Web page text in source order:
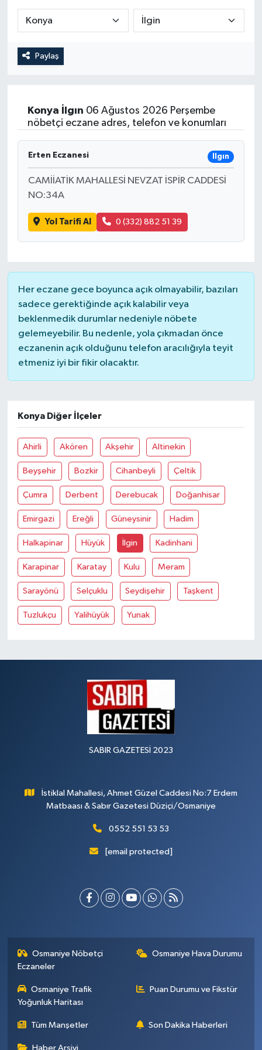
Paylaş
Konya İlgın 06 Ağustos 2026 Perşembe
nöbetçi eczane adres, telefon ve konumları
Erten Eczanesi Ilgın
CAMİİATİK MAHALLESİ NEVZAT İSPİR CADDESİ
NO:34A
Yol Tarifi Al 0 (332) 882 51 39
Her eczane gece boyunca açık olmayabilir, bazıları
sadece gerektiğinde açık kalabilir veya
beklenmedik durumlar nedeniyle nöbete
gelemeyebilir. Bu nedenle, yola çıkmadan önce
eczanenin açık olduğunu telefon aracılığıyla teyit
etmeniz iyi bir fikir olacaktır.
Konya Diğer İlçeler
Ahirli Akören Akşehir Altinekin
Beyşehir Bozkir Cihanbeyli Çeltik
Çumra Derbent Derebucak Doğanhisar
Emirgazi Ereğli Güneysinir Hadim
Halkapinar Hüyük İlgin Kadinhani
Karapinar Karatay Kulu Meram
Sarayönü Selçuklu Seydişehir Taşkent
Tuzlukçu Yalihüyük Yunak
SABIR GAZETESİ 2023
İstiklal Mahallesi, Ahmet Güzel Caddesi No:7 Erdem
Matbaası & Sabır Gazetesi Düziçi/Osmaniye
0552 551 53 53
[email protected]
Osmaniye Nöbetçi
Eczaneler
Osmaniye Hava Durumu
Osmaniye Trafik
Yoğunluk Haritası
Puan Durumu ve Fikstür
Tüm Manşetler Son Dakika Haberleri
Haber Arşivi